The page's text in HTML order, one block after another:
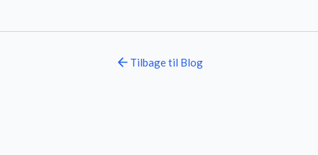
Tilbage til Blog